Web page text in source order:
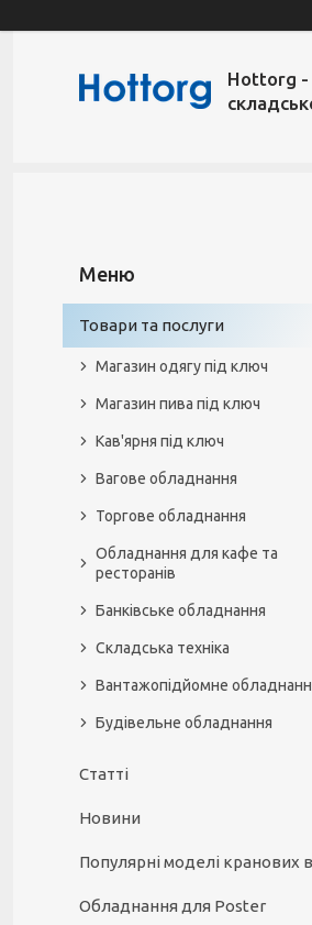
Hottorg -
Товари та послуги
Магазин одягу під ключ
Магазин пива під ключ
Кав'ярня під ключ
Вагове обладнання
Торгове обладнання
Обладнання для кафе та
ресторанів
Банківське обладнання
Складська техніка
Вантажопідйомне
Будівельне обладнання
Статті
Новини
Популярні моделі кранових
Обладнання для Poster